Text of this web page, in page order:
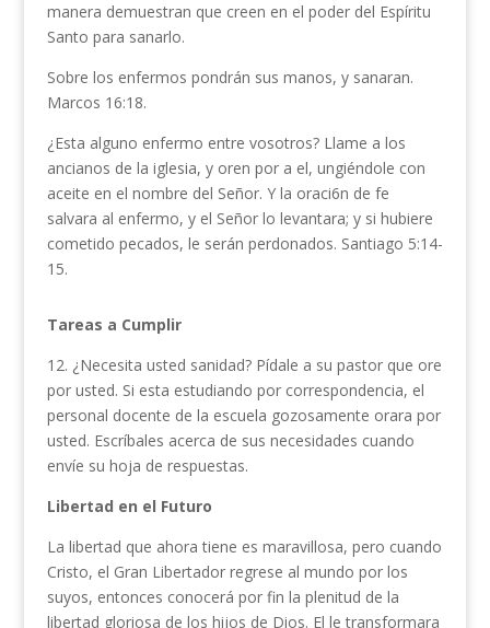
manera demuestran que creen en el poder del Espíritu
Santo para sanarlo.
Sobre los enfermos pondrán sus manos, y sana­ran.
Marcos 16:18.
¿Esta alguno enfermo entre vosotros? Llame a los
ancianos de la iglesia, y oren por a el, ungiéndole con
aceite en el nombre del Señor. Y la oraci6n de fe
salvara al enfermo, y el Señor lo levantara; y si hubiere
cometido pecados, le serán perdonados. Santiago 5:14-
15.
Tareas a Cumplir
12. ¿Necesita usted sanidad? Pídale a su pastor que ore
por usted. Si esta estu­diando por correspondencia, el
per­sonal docente de la escuela gozosa­mente orara por
usted. Escríbales acerca de sus necesidades cuando
envíe su hoja de respuestas.
Libertad en el Futuro
La libertad que ahora tiene es maravillosa, pero cuando
Cristo, el Gran Libertador regrese al mundo por los
suyos, entonces conocerá por fin la plenitud de la
libertad gloriosa de los hijos de Dios. El le transformara